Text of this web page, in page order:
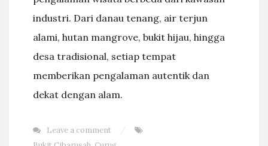
industri. Dari danau tenang, air terjun
alami, hutan mangrove, bukit hijau, hingga
desa tradisional, setiap tempat
memberikan pengalaman autentik dan
dekat dengan alam.
Leave a comment